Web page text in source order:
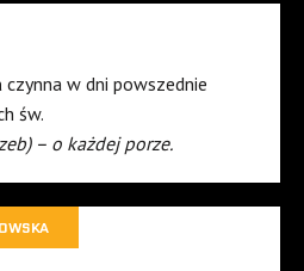
czynna w dni powszednie
św.
– o każdej porze.